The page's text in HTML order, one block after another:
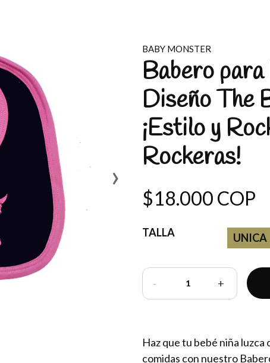
›
BABY MONSTER
Babero
Diseño
¡Estilo y
Rockeras!
$18.000 COP
TALLA UNICA
- +
Haz que tu bebé niña
comidas con nuestro